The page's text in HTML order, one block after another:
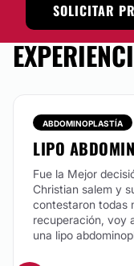
SOLICITAR
ABDOMINOPLASTÍA
LIPO
Fue la Mejor
Christian salem y
contestaron todas
recuperación, voy
una lipo